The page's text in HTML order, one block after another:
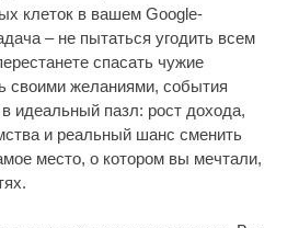
клеток в вашем Google-
– не пытаться угодить всем
спасать чужие
своими желаниями, события
идеальный пазл: рост дохода,
и реальный шанс сменить
место, о котором вы мечтали,